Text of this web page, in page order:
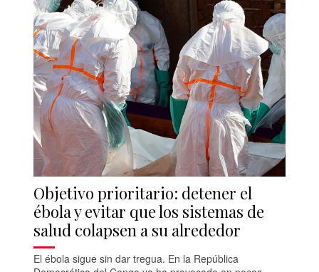
Objetivo prioritario: detener el
ébola y evitar que los sistemas de
salud colapsen a su alrededor
El ébola sigue sin dar tregua. En la República